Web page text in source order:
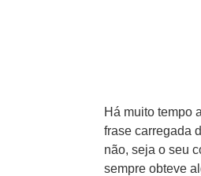
Há muito tempo
frase carregada
não, seja o seu
sempre obteve